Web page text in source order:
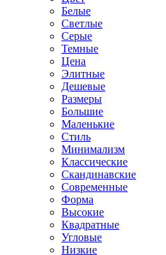
Белые
Светлые
Серые
Темные
Цена
Элитные
Дешевые
Размеры
Большие
Маленькие
Стиль
Минимализм
Классические
Скандинавские
Современные
Форма
Высокие
Квадратные
Угловые
Низкие